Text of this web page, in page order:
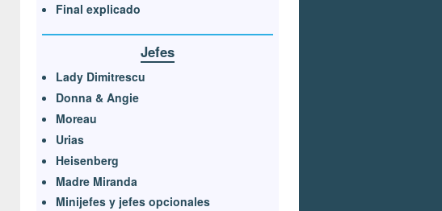
Final explicado
Jefes
Lady Dimitrescu
Donna & Angie
Moreau
Urias
Heisenberg
Madre Miranda
Minijefes y jefes opcionales